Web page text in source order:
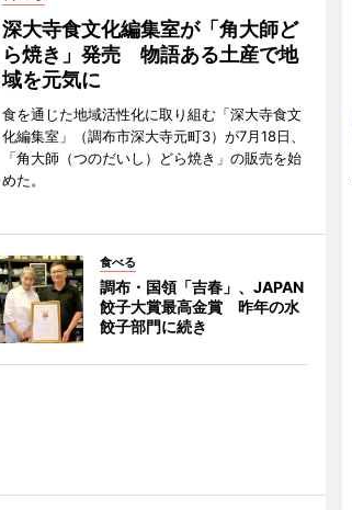
深大寺食文化編集室が「角大師ど
ら焼き」発売 物語ある土産で地
域を元気に
食を通じた地域活性化に取り組む「深大寺食文
化編集室」（調布市深大寺元町3）が7月18日、
「角大師（つのだいし）どら焼き」の販売を始
めた。
食べる
調布・国領「吉春」、JAPAN
餃子大賞最高金賞 昨年の水
餃子部門に続き